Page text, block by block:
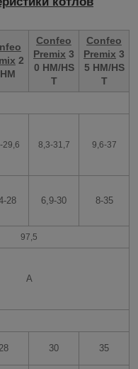
2
Confeo
Premix 3
0 HM/HS
T
Confeo
Premix 3
5 HM/HS
T
29,6 8,3-31,7 9,6-37
28 6,9-30 8-35
97,5
А
28 30 35